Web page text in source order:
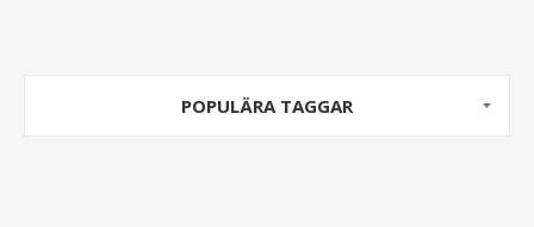
POPULÄRA TAGGAR